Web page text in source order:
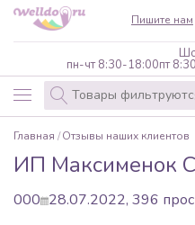
пн-чт 8:30-18:00пт
Пишите нам
Главная Отзывы наших клиентов
ИП Максименок
000 28.07.2022, 396